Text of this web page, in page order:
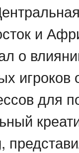
и
о
игроков
для